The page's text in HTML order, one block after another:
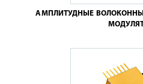
АМПЛИТУДНЫЕ